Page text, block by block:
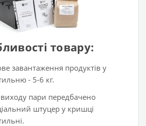
товару:
завантаження продуктів у
- 5-6 кг.
пари передбачено
штуцер у кришці